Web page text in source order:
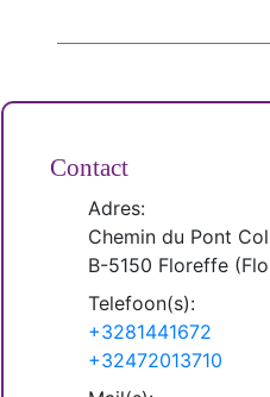
Contact
Adres:
Chemin du Pont
B-5150 Floreffe (
Telefoon(s):
+3281441672
+32472013710